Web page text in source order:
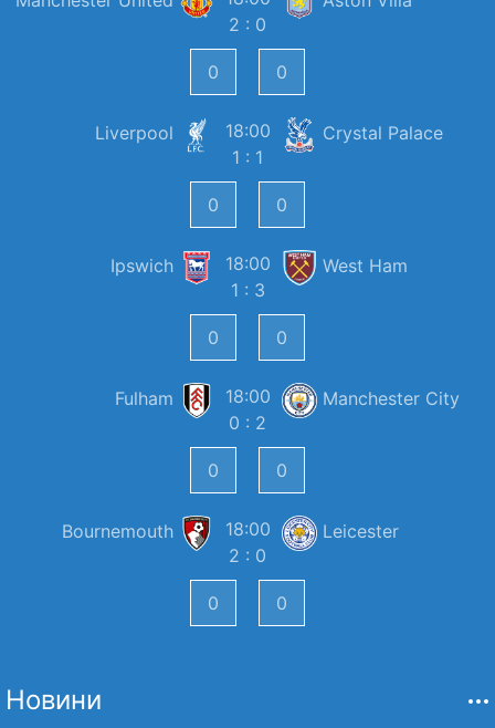
2 : 0
Liverpool
18:00
1 : 1
Crystal Palace
Ipswich
18:00
1 : 3
West Ham
Fulham
18:00
0 : 2
Manchester City
Bournemouth
18:00
2 : 0
Leicester
Новини